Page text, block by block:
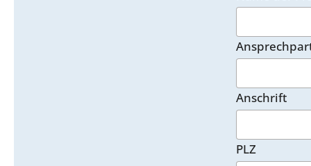
Anschrift
PLZ